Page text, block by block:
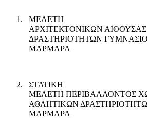
1.
ΜΕΛΕΤΗ
ΑΡΧΙΤΕΚΤΟΝΙΚΩΝ
ΔΡΑΣΤΗΡΙΟΤΗΤΩΝ
ΜΑΡΜΑΡΑ
2.
ΣΤΑΤΙΚΗ
ΜΕΛΕΤΗ ΠΕΡΙΒΑΛΛΟΝΤΟΣ
ΑΘΛΗΤΙΚΩΝ
ΜΑΡΜΑΡΑ